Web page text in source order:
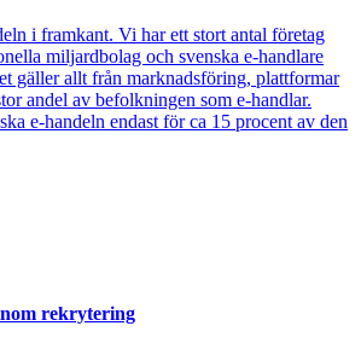
i framkant. Vi har ett stort antal företag
miljardbolag och svenska e-handlare
gäller allt från marknadsföring, plattformar
andel av befolkningen som e-handlar.
e-handeln endast för ca 15 procent av den
rekrytering